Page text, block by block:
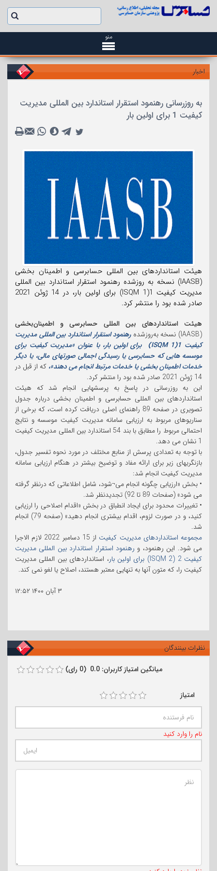
منو
اخبار
به روزرسانی رهنمود استقرار استاندارد بین المللی مدیریت
کیفیت 1 برای اولین بار
هیئت استانداردهای بین المللی حسابرسی و اطمینان بخشی
(IAASB) نسخه به روزشده رهنمود استقرار استاندارد بین المللی
مدیریت کیفیت 1(ISQM 1) برای اولین بار، در 14 ژوئن 2021
صادر شده بود را منتشر کرد.
هیئت استانداردهای بین المللی حسابرسی و اطمینان‌بخشی
(IAASB) نسخه به‌روزشده
رهنمود استقرار استاندارد بین المللی مدیریت
کیفیت 1(ISQM 1) برای اولین بار، با عنوان «مدیریت کیفیت برای
موسسه هایی که حسابرسی یا رسیدگی اجمالی صورتهای مالی، یا دیگر
خدمات اطمینان بخشی یا خدمات مرتبط انجام می دهند»، که از قبل در
14 ژوئن 2021 صادر شده بود را منتشر کرد.
این به روزرسانی در پاسخ به پرسشهایی انجام شد که هیئت
استانداردهای بین المللی حسابرسی و اطمینان بخشی درباره جدول
تصویری در صفحه 89 راهنمای اصلی دریافت کرده است، که برخی از
سناریوهای مربوط به ارزیابی سامانه مدیریت کیفیت موسسه و نتایج
احتمالی مربوط را مطابق با بند 54 استاندارد بین المللی مدیریت کیفیت
1 نشان می دهد.
با توجه به تعدادی پرسش از منابع مختلف در مورد نحوه تفسیر جدول،
بازنگریهای زیر برای ارائه مفاد و توضیح بیشتر در هنگام ارزیابی سامانه
مدیریت کیفیت انجام شد:
• بخش «ارزیابی چگونه انجام می¬شود، شامل اطلاعاتی که درنظر گرفته
می شود» (صفحات 89 تا 92) تجدیدنظر شد.
• تغییرات محدود برای ایجاد انطباق در بخش «اقدام اصلاحی را ارزیابی
کنید، و در صورت لزوم، اقدام بیشتری انجام دهید» (صفحه 79) انجام
شد.
مجموعه استانداردهای مدیریت کیفیت
از 15 دسامبر 2022 لازم الاجرا
می شود. این رهنمود، و رهنمود استقرار استاندارد بین المللی مدیریت
کیفیت 2 (ISQM 2) برای اولین بار
، استانداردهای بین المللی مدیریت
کیفیت را، که متون آنها به تنهایی معتبر هستند، اصلاح یا لغو نمی کند.
۳ آبان ۱۴۰۰
۱۲:۵۲
نظرات بینندگان
میانگین امتیاز کاربران: 0.0 (0 رای)
امتیاز
نام را وارد کنید